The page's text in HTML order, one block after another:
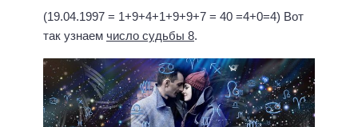
(19.04.1997 = 1+9+4+1+9+9+7 = 40 =4+0=4) Вот
так узнаем число судьбы 8.